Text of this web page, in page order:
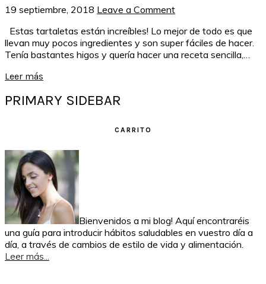
19 septiembre, 2018 Leave a Comment
Estas tartaletas están increíbles! Lo mejor de todo es que
llevan muy pocos ingredientes y son super fáciles de hacer.
Tenía bastantes higos y quería hacer una receta sencilla,…
Leer más
PRIMARY SIDEBAR
CARRITO
Bienvenidos a mi blog! Aquí encontraréis
una guía para introducir hábitos saludables en vuestro día a
día, a través de cambios de estilo de vida y alimentación.
Leer más...